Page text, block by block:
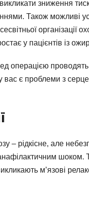
зниження
Також можливі
організації
у пацієнтів із
операцією
вас є проблеми з
– рідкісне, але
шоком.
м’язові